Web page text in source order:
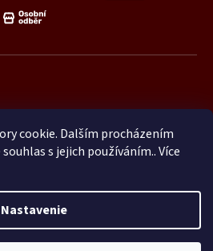
cookie. Dalším procházením
s jejich používáním.. Více
Nastavenie
. Všetky práva vyhradené.